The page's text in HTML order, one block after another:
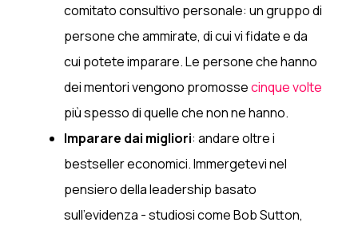
comitato consultivo personale: un gruppo di
persone che ammirate, di cui vi fidate e da
cui potete imparare. Le persone che hanno
dei mentori vengono promossecinque volte
più spesso di quelle che non ne hanno.
Imparare dai migliori: andare oltre i
bestseller economici. Immergetevi nel
pensiero della leadership basato
sull'evidenza - studiosi come Bob Sutton,